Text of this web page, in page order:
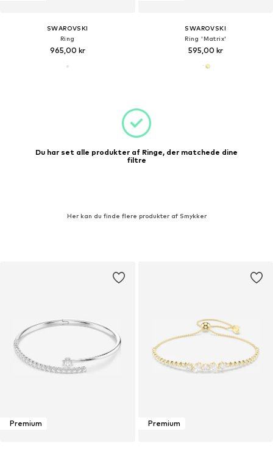
SWAROVSKI
Ring
965,00 kr
SWAROVSKI
Ring 'Matrix'
595,00 kr
Du har set alle produkter af Ringe, der matchede dine
filtre
Her kan du finde flere produkter af Smykker
Premium Premium